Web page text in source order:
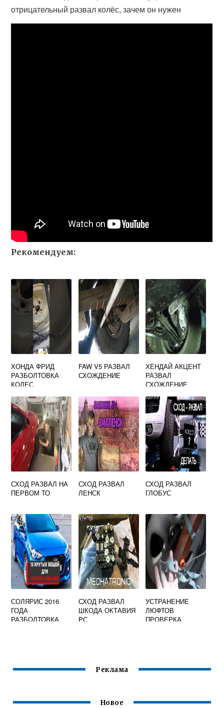
отрицательный развал колёс, зачем он нужен
Рекомендуем:
ХОНДА ФРИД
РАЗБОЛТОВКА
КОЛЕС
FAW V5 РАЗВАЛ
СХОЖДЕНИЕ
ХЕНДАЙ АКЦЕНТ
РАЗВАЛ
СХОЖДЕНИЕ
СХОД РАЗВАЛ НА
ПЕРВОМ ТО
СХОД РАЗВАЛ
ЛЕНСК
СХОД РАЗВАЛ
ГЛОБУС
СОЛЯРИС 2016
ГОДА
РАЗБОЛТОВКА
СХОД РАЗВАЛ
ШКОДА ОКТАВИЯ
РС
УСТРАНЕНИЕ
ЛЮФТОВ
ПРОВЕРКА
Реклама
Новое